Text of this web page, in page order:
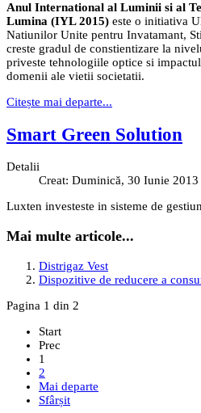
Anul International al Luminii si al
Lumina (IYL 2015) este o initiativa
Natiunilor Unite pentru Invatamant,
creste gradul de constientizare la
priveste tehnologiile optice si
domenii ale vietii societatii.
Citește mai departe...
Smart Green Solution
Detalii
Creat: Duminică, 30 Iunie 2013
Luxten investeste in sisteme de
Mai multe articole...
Distrigaz Vest
Dispozitive de reducere a
Pagina 1 din 2
Start
Prec
1
2
Mai departe
Sfârșit